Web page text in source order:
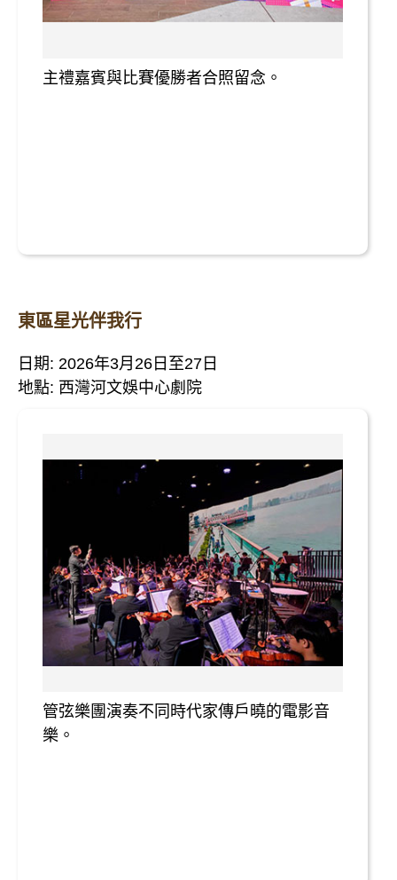
主禮嘉賓與比賽優勝者合照留念。
東區星光伴我行
日期: 2026年3月26日至27日
地點: 西灣河文娛中心劇院
管弦樂團演奏不同時代家傳戶曉的電影音
樂。